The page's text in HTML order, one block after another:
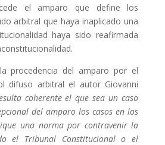
el amparo que define los
arbitral que haya inaplicado una
haya sido reafirmada
procedencia del amparo por el
difuso arbitral el autor Giovanni
coherente el que sea un caso
del amparo los casos en los
una norma por contravenir la
el Tribunal Constitucional o el